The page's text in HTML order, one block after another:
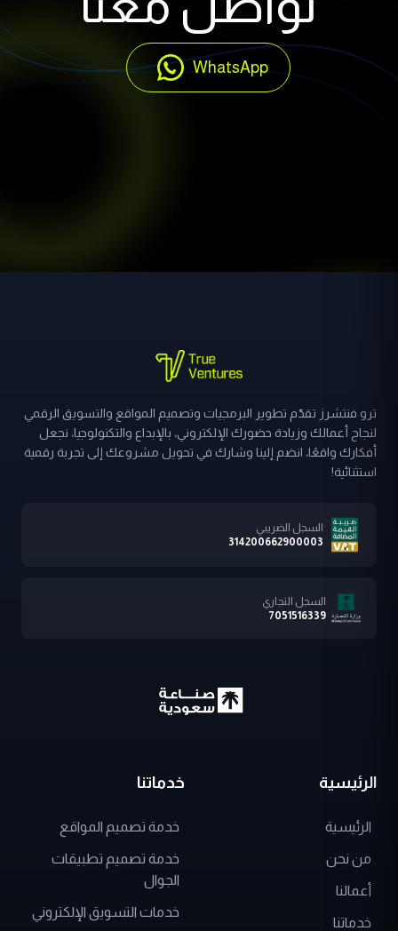
WhatsApp
ترو فنتشرز تقدّم تطوير البرمجيات وتصميم المواقع والتسويق الرقمي
لنجاح أعمالك وزيادة حضورك الإلكتروني، بالإبداع والتكنولوجيا، نجعل
أفكارك واقعًا، انضم إلينا وشارك في تحويل مشروعك إلى تجربة رقمية
استثنائية!
السجل الضريبي
314200662900003
السجل التجاري
7051516339
الرئيسية
الرئيسية
من نحن
أعمالنا
خدماتنا
خدماتنا
خدمة تصميم المواقع
خدمة تصميم تطبيقات
الجوال
خدمات التسويق الإلكتروني